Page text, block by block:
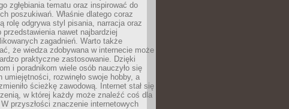
zgłębiania tematu oraz inspirować do
poszukiwań. Właśnie dlatego coraz
rolę odgrywa styl pisania, narracja oraz
przedstawienia nawet najbardziej
zagadnień. Warto także
że wiedza zdobywana w internecie może
praktyczne zastosowanie. Dzięki
i poradnikom wiele osób nauczyło się
umiejętności, rozwinęło swoje hobby, a
ścieżkę zawodową. Internet stał się
w której każdy może znaleźć coś dla
przyszłości znaczenie internetowych